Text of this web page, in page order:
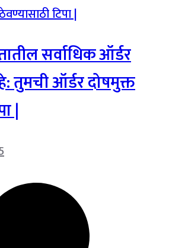
सर्वाधिक ऑर्डर
ऑर्डर दोषमुक्त
|